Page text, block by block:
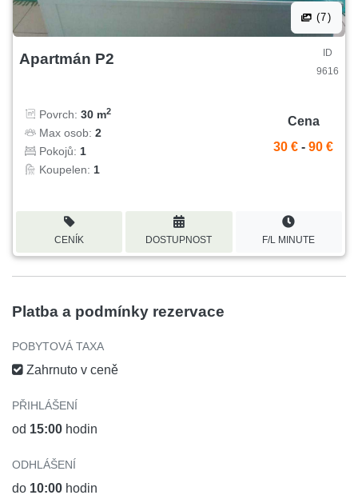
(7)
Apartmán P2
ID
9616
Povrch: 30 m2
Max osob: 2
Pokojů: 1
Koupelen: 1
Cena
30 € - 90 €
CENÍK DOSTUPNOST F/L MINUTE
Platba a podmínky rezervace
POBYTOVÁ TAXA
Zahrnuto v ceně
PŘIHLÁŠENÍ
od 15:00 hodin
ODHLÁŠENÍ
do 10:00 hodin